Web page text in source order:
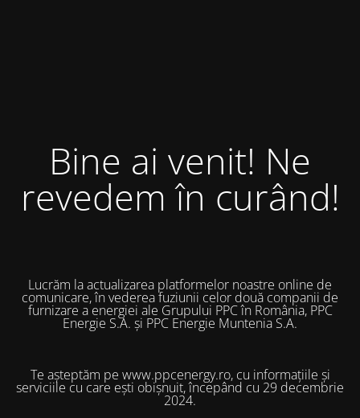
Bine ai venit! Ne
revedem în curând!
Lucrăm la actualizarea platformelor noastre online de
comunicare, în vederea fuziunii celor două companii de
furnizare a energiei ale Grupului PPC în România, PPC
Energie S.A. și PPC Energie Muntenia S.A.
Te așteptăm pe www.ppcenergy.ro, cu informațiile și
serviciile cu care ești obișnuit, începând cu 29 decembrie
2024.